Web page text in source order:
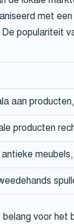
met
populariteit
aan
producten
voor